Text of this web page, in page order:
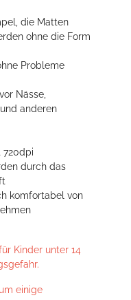
die Matten
ohne die Form
Probleme
Nässe,
anderen
720dpi
durch das
komfortabel von
Kinder unter 14
einige